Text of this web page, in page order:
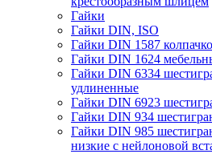
Гайки
Гайки DIN, ISO
Гайки DIN 1587
Гайки DIN 1624
Гайки DIN 6334
удлиненные
Гайки DIN 6923
Гайки DIN 934
Гайки DIN 985
низкие с нейлоновой